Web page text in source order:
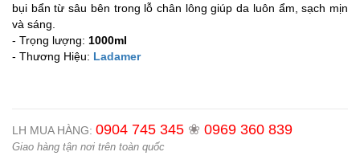
bụi bẩn từ sâu bên trong lỗ chân lông giúp da luôn ẩm, sạch mịn
và sáng.
- Trọng lượng: 1000ml
- Thương Hiệu: Ladamer
LH MUA HÀNG: 0904 745 345 ❀ 0969 360 839
Giao hàng tận nơi trên toàn quốc